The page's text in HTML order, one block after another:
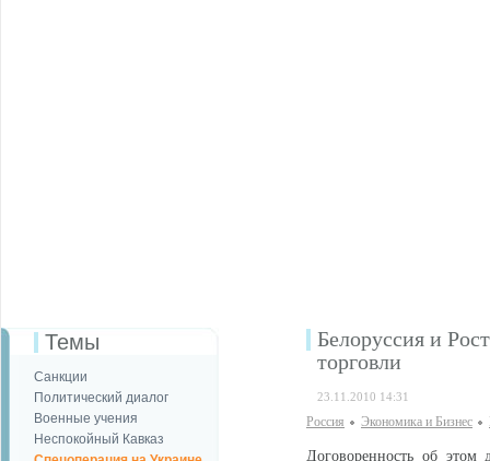
Темы
Санкции
Политический диалог
Военные учения
Неспокойный Кавказ
Белоруссия и
торговли
23.11.2010 14:31
Россия Экономика и Бизнес
Договоренность об этом